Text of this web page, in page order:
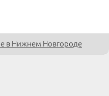
в Нижнем Новгороде